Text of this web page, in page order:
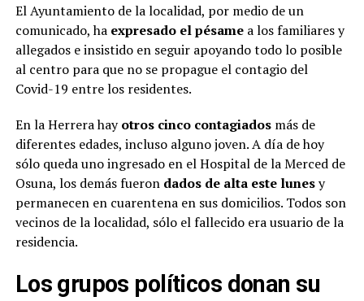
El Ayuntamiento de la localidad, por medio de un
comunicado, ha expresado el pésamea los familiares y
allegados e insistido en seguir apoyando todo lo posible
al centro para que no se propague el contagio del
Covid-19 entre los residentes.
En la Herrera hayotros cinco contagiadosmás de
diferentes edades, incluso alguno joven. A día de hoy
sólo queda uno ingresado en el Hospital de la Merced de
Osuna, los demás fueron dados de alta este lunesy
permanecen en cuarentena en sus domicilios. Todos son
vecinos de la localidad, sólo el fallecido era usuario de la
residencia.
Los grupos políticos donan su